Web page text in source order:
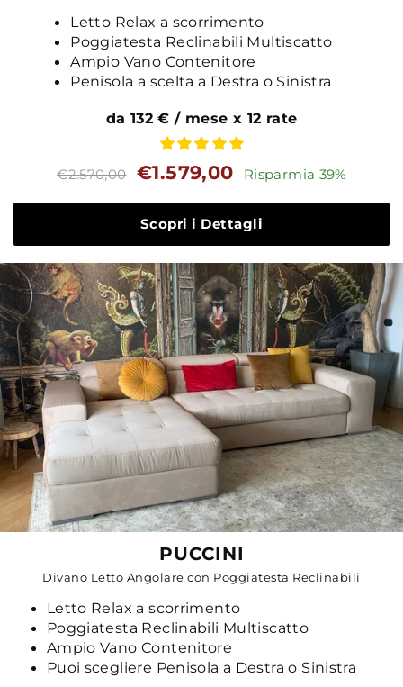
Letto Relax a scorrimento
Poggiatesta Reclinabili Multiscatto
Ampio Vano Contenitore
Penisola a scelta a Destra o Sinistra
da 132 € / mese x 12 rate
Prezzo
standard
€2.570,00 Prezzo
€1.579,00 Risparmia 39%
Scopri i Dettagli
PUCCINI
Divano Letto Angolare con Poggiatesta Reclinabili
Letto Relax a scorrimento
Poggiatesta Reclinabili Multiscatto
Ampio Vano Contenitore
Puoi scegliere Penisola a Destra o Sinistra